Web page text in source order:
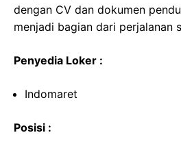
dengan CV dan dokumen
menjadi bagian dari perjalanan
Penyedia Loker :
Indomaret
Posisi :